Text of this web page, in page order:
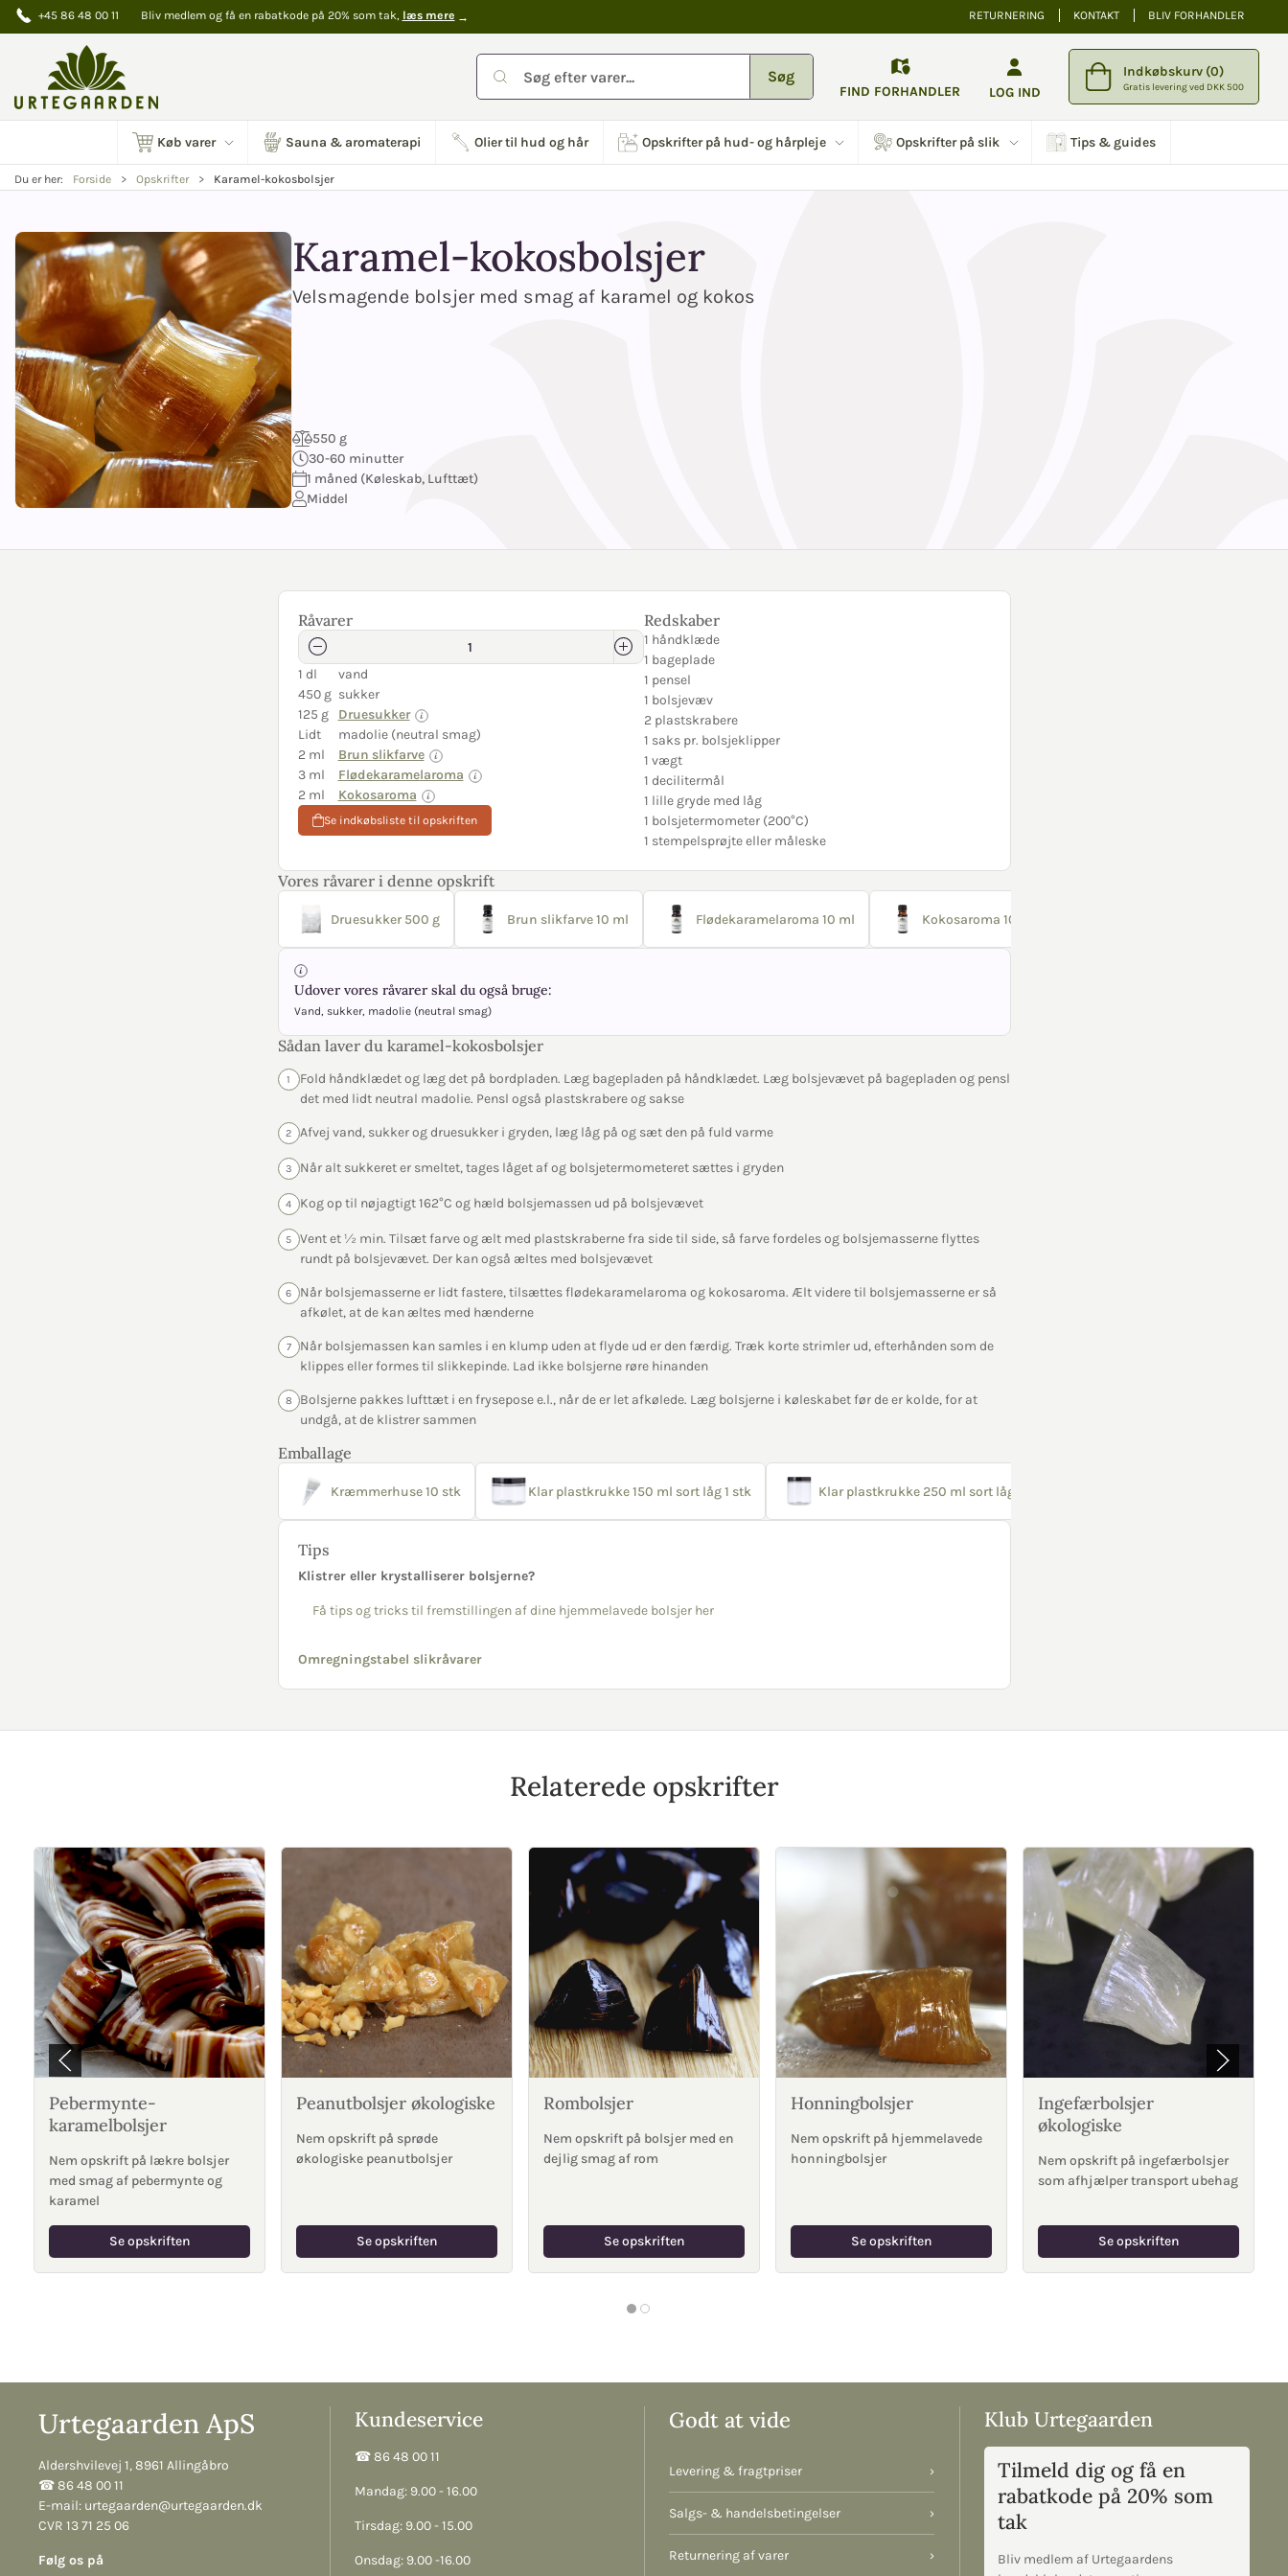
+45 86 48 00 11 Bliv medlem og få en rabatkode på 20% som tak, læs mere RETURNERING KONTAKT BLIV FORHANDLER
Søg
FIND FORHANDLER LOG IND
Indkøbskurv (0)
Gratis levering ved DKK 500
Køb varer Sauna & aromaterapi Olier til hud og hår Opskrifter på hud- og hårpleje Opskrifter på slik Tips & guides
Du er her: Forside Opskrifter Karamel-kokosbolsjer
Karamel-kokosbolsjer
Velsmagende bolsjer med smag af karamel og kokos
550 g
30-60 minutter
1 måned (Køleskab, Lufttæt)
Middel
Råvarer
1 dl
vand
450 g sukker
125 g
Druesukker
Lidt
madolie (neutral smag)
2 ml
Brun slikfarve
3 ml
Flødekaramelaroma
2 ml
Kokosaroma
Se indkøbsliste til opskriften
Redskaber
1 håndklæde
1 bageplade
1 pensel
1 bolsjevæv
2 plastskrabere
1 saks pr. bolsjeklipper
1 vægt
1 decilitermål
1 lille gryde med låg
1 bolsjetermometer (200°C)
1 stempelsprøjte eller måleske
Vores råvarer i denne opskrift
Druesukker 500 g Brun slikfarve 10 ml Flødekaramelaroma 10 ml Kokosaroma 10 ml
Udover vores råvarer skal du også bruge:
Vand, sukker, madolie (neutral smag)
Sådan laver du karamel-kokosbolsjer
1
Fold håndklædet og læg det på bordpladen. Læg bagepladen på håndklædet. Læg bolsjevævet på bagepladen og pensl
det med lidt neutral madolie. Pensl også plastskrabere og sakse
2 Afvej vand, sukker og druesukker i gryden, læg låg på og sæt den på fuld varme
3 Når alt sukkeret er smeltet, tages låget af og bolsjetermometeret sættes i gryden
4 Kog op til nøjagtigt 162°C og hæld bolsjemassen ud på bolsjevævet
5
Vent et ½ min. Tilsæt farve og ælt med plastskraberne fra side til side, så farve fordeles og bolsjemasserne flyttes
rundt på bolsjevævet. Der kan også æltes med bolsjevævet
6
Når bolsjemasserne er lidt fastere, tilsættes flødekaramelaroma og kokosaroma. Ælt videre til bolsjemasserne er så
afkølet, at de kan æltes med hænderne
7
Når bolsjemassen kan samles i en klump uden at flyde ud er den færdig. Træk korte strimler ud, efterhånden som de
klippes eller formes til slikkepinde. Lad ikke bolsjerne røre hinanden
8
Bolsjerne pakkes lufttæt i en frysepose e.l., når de er let afkølede. Læg bolsjerne i køleskabet før de er kolde, for at
undgå, at de klistrer sammen
Emballage
Kræmmerhuse 10 stk Klar plastkrukke 150 ml sort låg 1 stk Klar plastkrukke 250 ml sort låg 1 stk
Tips
Klistrer eller krystalliserer bolsjerne?
Få tips og tricks til fremstillingen af dine hjemmelavede bolsjer her
Omregningstabel slikråvarer
Relaterede opskrifter
Pebermynte-
karamelbolsjer
Nem opskrift på lækre bolsjer
med smag af pebermynte og
karamel
Se opskriften
Peanutbolsjer økologiske
Nem opskrift på sprøde
økologiske peanutbolsjer
Se opskriften
Rombolsjer
Nem opskrift på bolsjer med en
dejlig smag af rom
Se opskriften
Honningbolsjer
Nem opskrift på hjemmelavede
honningbolsjer
Se opskriften
Ingefærbolsjer
økologiske
Nem opskrift på ingefærbolsjer
som afhjælper transport ubehag
Se opskriften
Urtegaarden ApS
Aldershvilevej 1, 8961 Allingåbro
☎︎ 86 48 00 11
E-mail: urtegaarden@urtegaarden.dk
CVR 13 71 25 06
Følg os på
Kundeservice
☎︎ 86 48 00 11
Mandag: 9.00 - 16.00
Tirsdag: 9.00 - 15.00
Onsdag: 9.00 -16.00
Godt at vide
Levering & fragtpriser ›
Salgs- & handelsbetingelser ›
Returnering af varer ›
Klub Urtegaarden
Tilmeld dig og få en
rabatkode på 20% som
tak
Bliv medlem af Urtegaardens